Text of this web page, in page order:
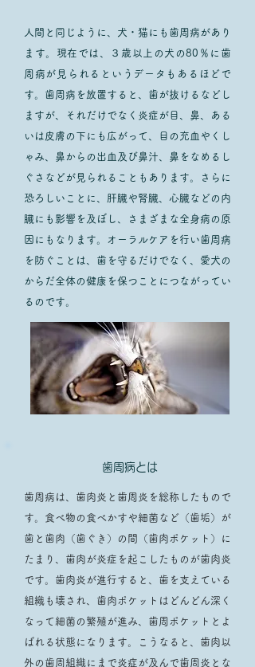
人間と同じように、犬・猫にも歯周病があり
ます。現在では、３歳以上の犬の80％に歯
周病が見られるというデータもあるほどで
す。歯周病を放置すると、歯が抜けるなどし
ますが、それだけでなく炎症が目、鼻、ある
いは皮膚の下にも広がって、目の充血やくし
ゃみ、鼻からの出血及び鼻汁、鼻をなめるし
ぐさなどが見られることもあります。さらに
恐ろしいことに、肝臓や腎臓、心臓などの内
臓にも影響を及ぼし、さまざまな全身病の原
因にもなります。オーラルケアを行い歯周病
を防ぐことは、歯を守るだけでなく、愛犬の
からだ全体の健康を保つことにつながってい
るのです。
歯周病とは
歯周病は、歯肉炎と歯周炎を総称したもので
す。食べ物の食べかすや細菌など（歯垢）が
歯と歯肉（歯ぐき）の間（歯肉ポケット）に
たまり、歯肉が炎症を起こしたものが歯肉炎
です。歯肉炎が進行すると、歯を支えている
組織も壊され、歯肉ポケットはどんどん深く
なって細菌の繁殖が進み、歯周ポケットとよ
ばれる状態になります。こうなると、歯肉以
外の歯周組織にまで炎症が及んで歯周炎とな